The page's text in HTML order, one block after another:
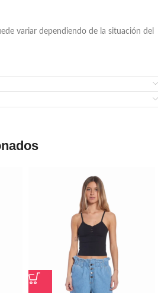
variar dependiendo de la situación del